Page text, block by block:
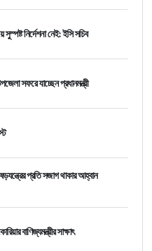
সুস্পষ্ট নির্দেশনা নেই: ইসি সচিব
সফরে যাচ্ছেন প্রধানমন্ত্রী
প্রতি সজাগ থাকার আহ্বান
বাণিজ্যমন্ত্রীর সাক্ষাৎ